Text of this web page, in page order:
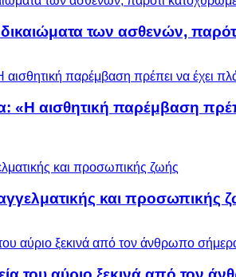
των ασθενών,
«Η αισθητική παρέμβαση
και προσωπικής